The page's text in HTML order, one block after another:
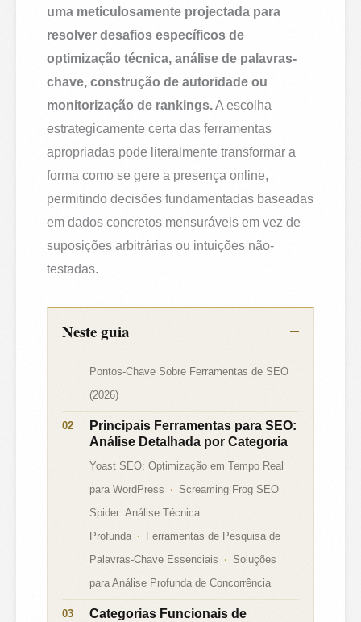
uma meticulosamente projectada para
resolver desafios específicos de
optimização técnica, análise de palavras-
chave, construção de autoridade ou
monitorização de rankings.A escolha
estrategicamente certa das ferramentas
apropriadas pode literalmente transformar a
forma como se gere a presença online,
permitindo decisões fundamentadas baseadas
em dados concretos mensuráveis em vez de
suposições arbitrárias ou intuições não-
testadas.
Neste guia
Pontos-Chave Sobre Ferramentas de SEO
(2026)
Principais Ferramentas para SEO:
Análise Detalhada por Categoria
Yoast SEO: Optimização em Tempo Real
para WordPress
Screaming Frog SEO
Spider: Análise Técnica
Profunda
Ferramentas de Pesquisa de
Palavras-Chave Essenciais
Soluções
para Análise Profunda de Concorrência
Categorias Funcionais de